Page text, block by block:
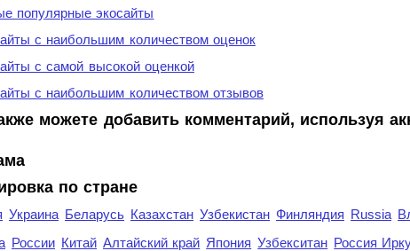
популярные экосайты
с наибольшим количеством оценок
с самой высокой оценкой
с наибольшим количеством отзывов
можете добавить комментарий, используя
по стране
Украина Беларусь Казахстан Узбекистан Финляндия Russia
России Китай Алтайский край Япония Узбекситан Россия